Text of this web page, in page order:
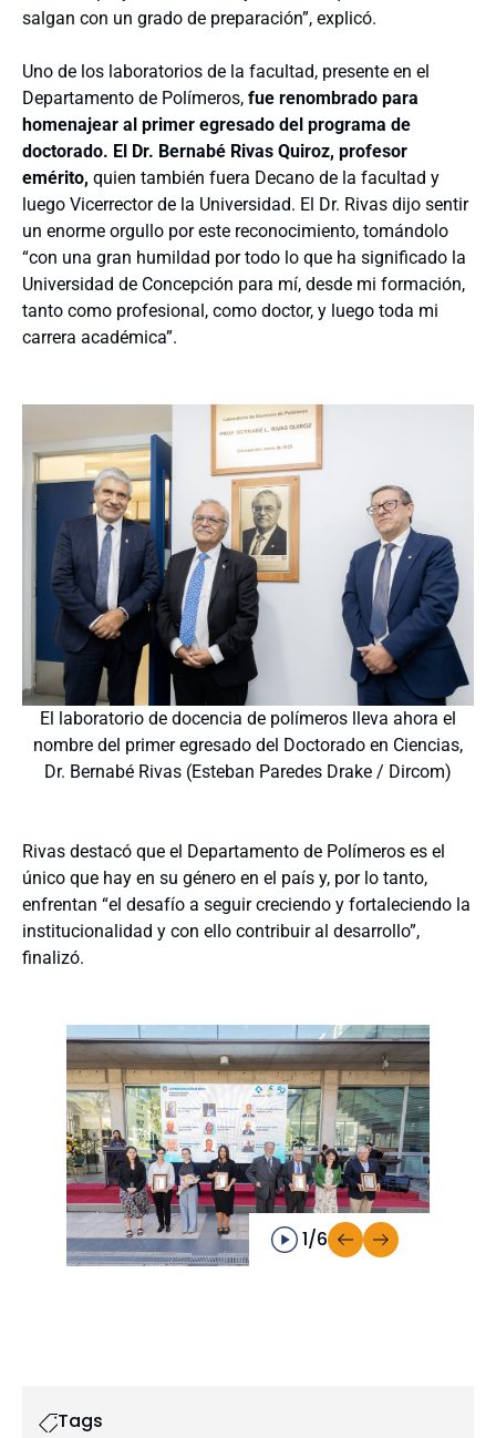
salgan con un grado de preparación”, explicó.
Uno de los laboratorios de la facultad, presente en el
Departamento de Polímeros, fue renombrado para
homenajear al primer egresado del programa de
doctorado. El Dr. Bernabé Rivas Quiroz, profesor
emérito, quien también fuera Decano de la facultad y
luego Vicerrector de la Universidad. El Dr. Rivas dijo sentir
un enorme orgullo por este reconocimiento, tomándolo
“con una gran humildad por todo lo que ha significado la
Universidad de Concepción para mí, desde mi formación,
tanto como profesional, como doctor, y luego toda mi
carrera académica”.
El laboratorio de docencia de polímeros lleva ahora el
nombre del primer egresado del Doctorado en Ciencias,
Dr. Bernabé Rivas (Esteban Paredes Drake / Dircom)
Rivas destacó que el Departamento de Polímeros es el
único que hay en su género en el país y, por lo tanto,
enfrentan “el desafío a seguir creciendo y fortaleciendo la
institucionalidad y con ello contribuir al desarrollo”,
finalizó.
1/6
Tags